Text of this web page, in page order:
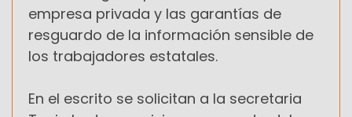
empresa privada y las garantías de
resguardo de la información sensible de
los trabajadores estatales.
En el escrito se solicitan a la secretaria